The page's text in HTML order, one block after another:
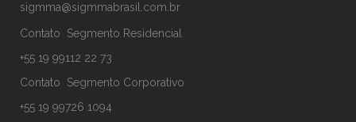
sigmma@sigmmabrasil.com.br
Contato Segmento Residencial
+55 19 99112 22 73
Contato Segmento Corporativo
+55 19 99726 1094